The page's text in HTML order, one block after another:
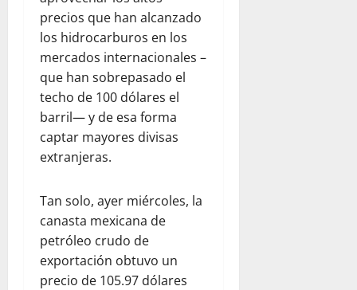
precios que han alcanzado
los hidrocarburos en los
mercados internacionales –
que han sobrepasado el
techo de 100 dólares el
barril— y de esa forma
captar mayores divisas
extranjeras.
Tan solo, ayer miércoles, la
canasta mexicana de
petróleo crudo de
exportación obtuvo un
precio de 105.97 dólares